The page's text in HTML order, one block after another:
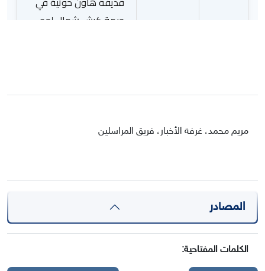
مريم محمد، غرفة الأخبار، فريق المراسلين
المصادر
الكلمات المفتاحية: